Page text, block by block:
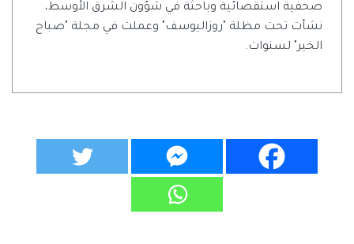
صحفية استقصائية وباحثة في شؤون الشرق الأوسط،
نشأت تحت مظلة "روزاليوسف" وعملت في مجلة "صباح
الخير" لسنوات.